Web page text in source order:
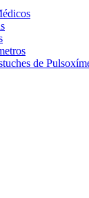
de